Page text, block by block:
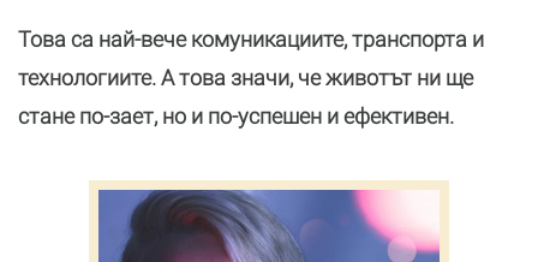
Това са най-вече комуникациите, транспорта и
технологиите. А това значи, че животът ни ще
стане по-зает, но и по-успешен и ефективен.